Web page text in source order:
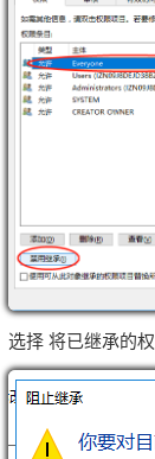
选择 将已继承的